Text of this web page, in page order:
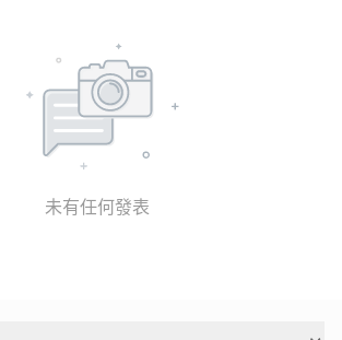
未有任何發表